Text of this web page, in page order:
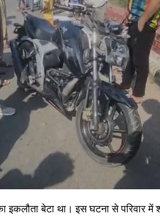
इकलौता बेटा था। इस घटना से परिवार में